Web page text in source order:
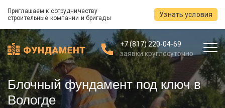
Приглашаем к сотрудничеству
строительные компании и бригады
Узнать условия
+7 (817) 220-04-69
заявки круглосуточно
Блочный фундамент под ключ в
Вологде